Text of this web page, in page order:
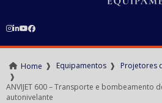
Home ❱ Equipamentos ❱
Projetores
❱
ANVIJET 600 – Transporte e bombeamento
autonivelante